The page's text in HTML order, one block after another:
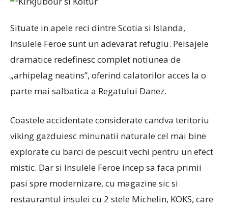
Situate in apele reci dintre Scotia si Islanda,
Insulele Feroe sunt un adevarat refugiu. Peisajele
dramatice redefinesc complet notiunea de
„arhipelag neatins”, oferind calatorilor acces la o
parte mai salbatica a Regatului Danez.
Coastele accidentate considerate candva teritoriu
viking gazduiesc minunatii naturale cel mai bine
explorate cu barci de pescuit vechi pentru un efect
mistic. Dar si Insulele Feroe incep sa faca primii
pasi spre modernizare, cu magazine sic si
restaurantul insulei cu 2 stele Michelin, KOKS, care